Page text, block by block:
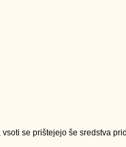
se prištejejo še sredstva